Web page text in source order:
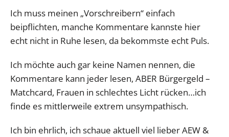
Ich muss meinen „Vorschreibern“ einfach
beipflichten, manche Kommentare kannste hier
echt nicht in Ruhe lesen, da bekommste echt Puls.
Ich möchte auch gar keine Namen nennen, die
Kommentare kann jeder lesen, ABER Bürgergeld –
Matchcard, Frauen in schlechtes Licht rücken…ich
finde es mittlerweile extrem unsympathisch.
Ich bin ehrlich, ich schaue aktuell viel lieber AEW &